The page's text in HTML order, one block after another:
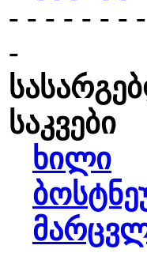
- - - - - - -
-
საკვები
ხილი